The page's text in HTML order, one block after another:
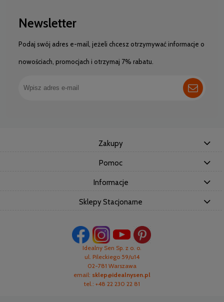
Newsletter
Podaj swój adres e-mail, jeżeli chcesz otrzymywać informacje o
nowościach, promocjach i otrzymaj 7% rabatu.
Zakupy
Pomoc
Informacje
Sklepy Stacjonarne
Idealny Sen Sp. z o. o.
ul. Pileckiego 59/u14
02-781 Warszawa
email: sklep@idealnysen.pl
tel.: +48 22 230 22 81